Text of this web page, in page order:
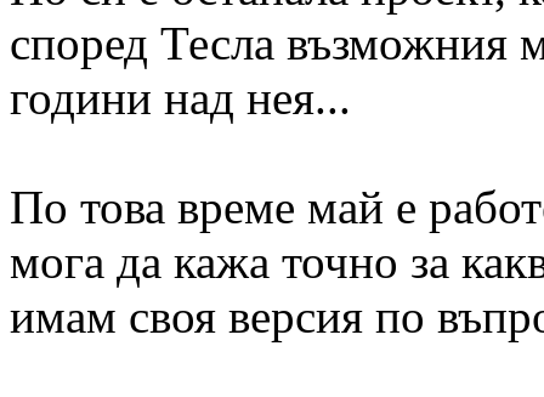
според Тесла възможния
години над нея...
По това време май е
мога да кажа точно за
имам своя версия по